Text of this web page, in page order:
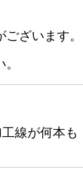
ざいます。
線が何本も